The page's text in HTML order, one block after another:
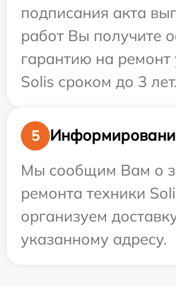
подписания акта
работ Вы получите
гарантию на ремонт
Solis сроком до 3 лет.
5
Мы сообщим Вам о
ремонта техники
организуем
указанному адресу.